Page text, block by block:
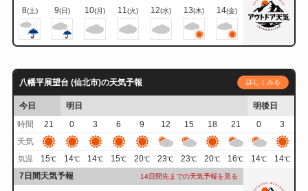
8(土) 9(日) 10(月) 11 (火) 12(水) 13(木) 14(金)
八幡平展望台 (仙北市)の天気予報 詳しくみる
今日 明日
明後日
時間
21 0 3 6 9 12 15 18 21 0
3
天気
気温 15℃ 14℃ 14℃ 15℃ 20℃ 23℃ 23℃ 20℃ 16℃ 14℃ 14℃
7日間天気予報 14日間先までの天気予報を見る